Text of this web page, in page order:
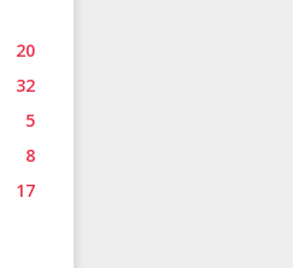
20
32
5
8
17